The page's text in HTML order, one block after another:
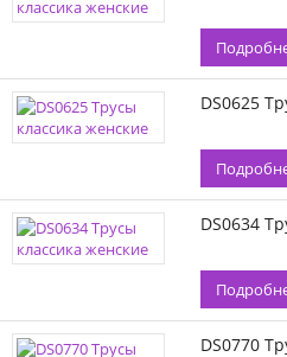
DS0625
DS0634
DS0770